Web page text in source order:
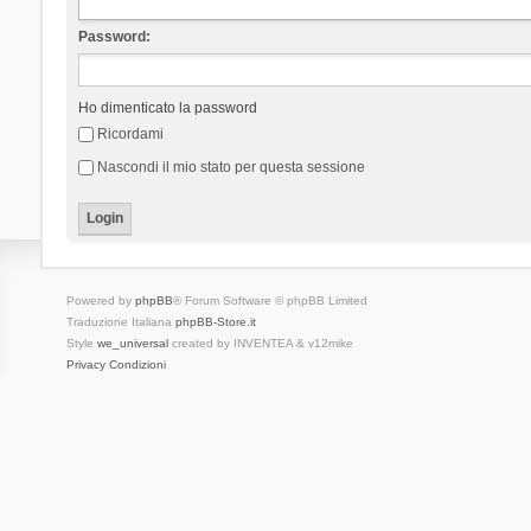
Password:
Ho dimenticato la password
Ricordami
Nascondi il mio stato per questa sessione
Powered by phpBB® Forum Software © phpBB Limited
Traduzione Italiana phpBB-Store.it
Style we_universalcreated by INVENTEA & v12mike
Privacy Condizioni